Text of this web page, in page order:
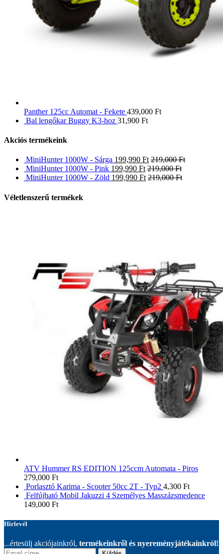
Panther 125cc Automat - Fekete 439,000 Ft
Bal lengőkar Buggy K3-hoz 31,900 Ft
Akciós termékeink
MiniHunter 1000W - Sárga 199,990 Ft 219,000Ft
MiniHunter 1000W - Pink 199,990 Ft 219,000Ft
MiniHunter 1000W - Zöld 199,990 Ft 219,000Ft
Véletlenszerű termékek
ATV Hummer RS EDITION 125ccm Automata - Piros
279,000 Ft
Porlasztó Karima - Scooter 50cc 2T - Typ2 4,300 Ft
Felfújható Mobil Jakuzzi 4 Személyes Masszázsmedence
149,000 Ft
Hírlevél
...értesülj akciójainkról, termékeinkről és nyereményjátékainkról!